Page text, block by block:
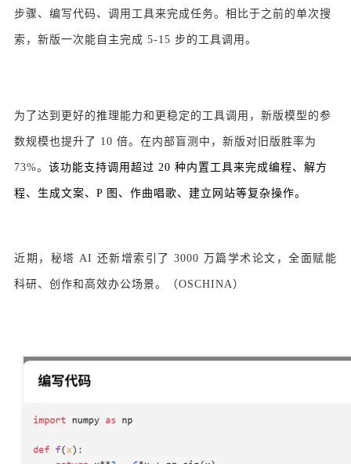
步骤、编写代码、调用工具来完成任务。相比于之前的单次搜
索，新版一次能自主完成 5-15 步的工具调用。
为了达到更好的推理能力和更稳定的工具调用，新版模型的参
数规模也提升了 10 倍。在内部盲测中，新版对旧版胜率为
73%。 该功能支持调用超过 20 种内置工具来完成编程、解方
程、生成文案、P 图、作曲唱歌、建立网站等复杂操作。
近期，秘塔 AI 还新增索引了 3000 万篇学术论文，全面赋能
科研、创作和高效办公场景。（OSCHINA）